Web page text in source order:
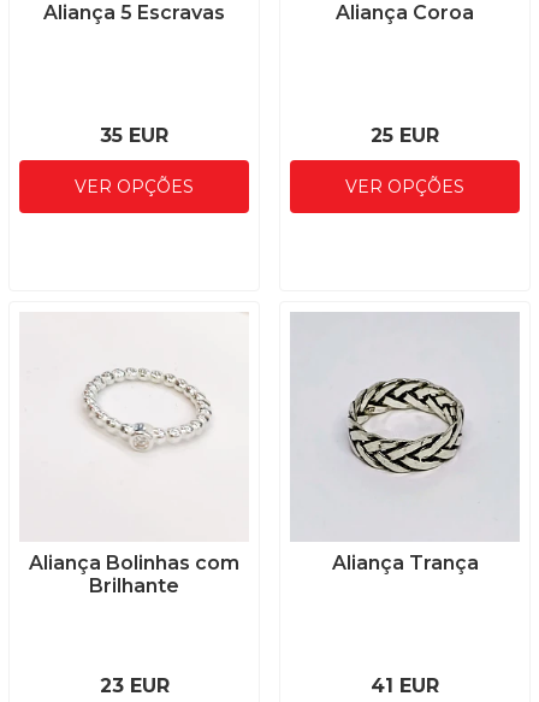
Aliança 5 Escravas
35 EUR
VER OPÇÕES
Aliança Coroa
25 EUR
VER OPÇÕES
Aliança Bolinhas com
Brilhante
23 EUR
Aliança Trança
41 EUR